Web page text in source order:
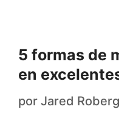
5 formas de
en
por Jared